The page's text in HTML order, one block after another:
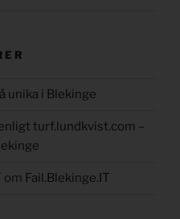
unika i Blekinge
turf.lundkvist.com –
om Fail.Blekinge.IT